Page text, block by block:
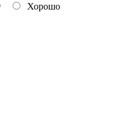
Хорошо